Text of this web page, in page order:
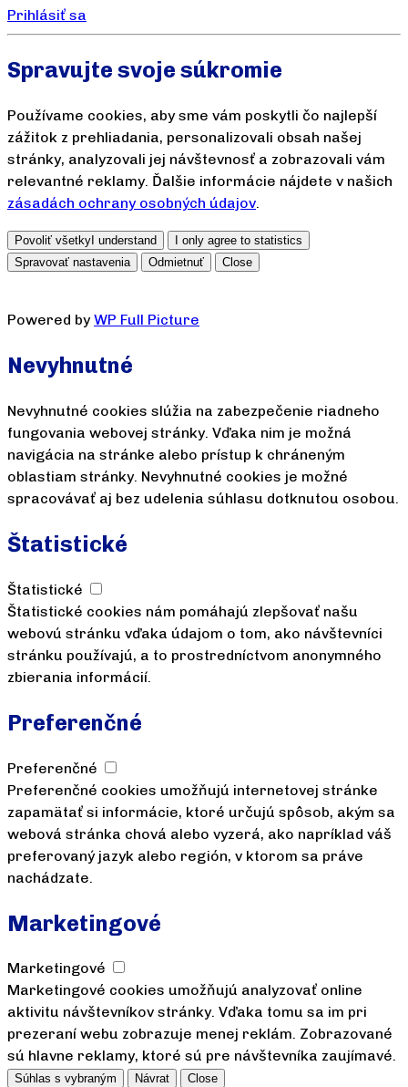
Prihlásiť sa
Spravujte svoje súkromie
Používame cookies, aby sme vám poskytli čo najlepší
zážitok z prehliadania, personalizovali obsah našej
stránky, analyzovali jej návštevnosť a zobrazovali vám
relevantné reklamy. Ďalšie informácie nájdete v našich
zásadách ochrany osobných údajov.
Povoliť všetky I understand
I only agree to statistics
Spravovať nastavenia
Odmietnuť Close
Powered byWP Full Picture
Nevyhnutné
Nevyhnutné cookies slúžia na zabezpečenie riadneho
fungovania webovej stránky. Vďaka nim je možná
navigácia na stránke alebo prístup k chráneným
oblastiam stránky. Nevyhnutné cookies je možné
spracovávať aj bez udelenia súhlasu dotknutou osobou.
Štatistické
Štatistické
Štatistické cookies nám pomáhajú zlepšovať našu
webovú stránku vďaka údajom o tom, ako návštevníci
stránku používajú, a to prostredníctvom anonymného
zbierania informácií.
Preferenčné
Preferenčné
Preferenčné cookies umožňujú internetovej stránke
zapamätať si informácie, ktoré určujú spôsob, akým sa
webová stránka chová alebo vyzerá, ako napríklad váš
preferovaný jazyk alebo región, v ktorom sa práve
nachádzate.
Marketingové
Marketingové
Marketingové cookies umožňujú analyzovať online
aktivitu návštevníkov stránky. Vďaka tomu sa im pri
prezeraní webu zobrazuje menej reklám. Zobrazované
sú hlavne reklamy, ktoré sú pre návštevníka zaujímavé.
Súhlas s vybraným Návrat Close